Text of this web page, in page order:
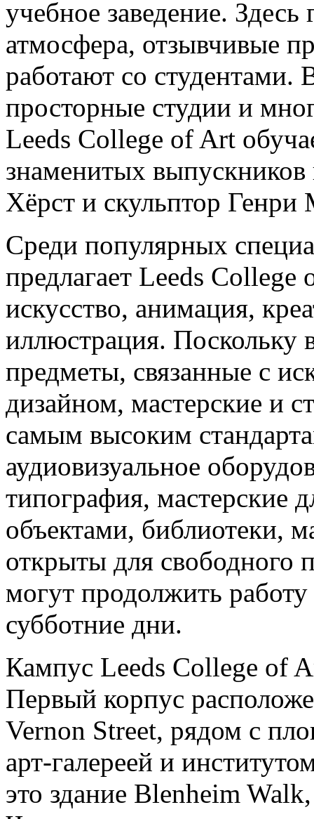
учебное заведение.
атмосфера, отзывчивые
работают со студентами.
просторные студии и
Leeds College of Art
знаменитых
Хёрст и скульптор Генри
Среди популярных
предлагает Leeds
искусство, анимация,
иллюстрация. Поскольку
предметы, связанные с
дизайном, мастерские и
самым высоким
аудиовизуальное
типография, мастерские
объектами, библиотеки,
открыты для свободного
могут продолжить
субботние дни.
Кампус Leeds College of
Первый корпус
Vernon Street, рядом с
арт-галереей и
это здание Blenheim